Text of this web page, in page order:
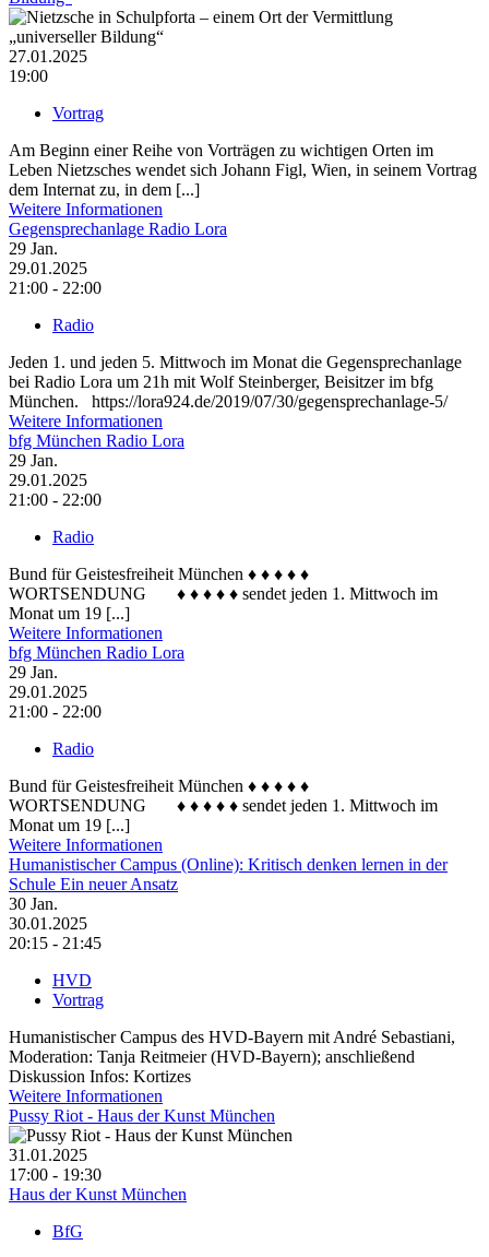
27.01.2025
19:00
Vortrag
Am Beginn einer Reihe von Vorträgen zu wichtigen Orten im
Leben Nietzsches wendet sich Johann Figl, Wien, in seinem Vortrag
dem Internat zu, in dem [...]
Weitere Informationen
Gegensprechanlage Radio Lora
29 Jan.
29.01.2025
21:00 - 22:00
Radio
Jeden 1. und jeden 5. Mittwoch im Monat die Gegensprechanlage
bei Radio Lora um 21h mit Wolf Steinberger, Beisitzer im bfg
München. https://lora924.de/2019/07/30/gegensprechanlage-5/
Weitere Informationen
bfg München Radio Lora
29 Jan.
29.01.2025
21:00 - 22:00
Radio
Bund für Geistesfreiheit München ♦ ♦ ♦ ♦ ♦
WORTSENDUNG ♦ ♦ ♦ ♦ ♦ sendet jeden 1. Mittwoch im
Monat um 19 [...]
Weitere Informationen
bfg München Radio Lora
29 Jan.
29.01.2025
21:00 - 22:00
Radio
Bund für Geistesfreiheit München ♦ ♦ ♦ ♦ ♦
WORTSENDUNG ♦ ♦ ♦ ♦ ♦ sendet jeden 1. Mittwoch im
Monat um 19 [...]
Weitere Informationen
Humanistischer Campus (Online): Kritisch denken lernen in der
Schule Ein neuer Ansatz
30 Jan.
30.01.2025
20:15 - 21:45
HVD
Vortrag
Humanistischer Campus des HVD-Bayern mit André Sebastiani,
Moderation: Tanja Reitmeier (HVD-Bayern); anschließend
Diskussion Infos: Kortizes
Weitere Informationen
Pussy Riot - Haus der Kunst München
31.01.2025
17:00 - 19:30
Haus der Kunst München
BfG